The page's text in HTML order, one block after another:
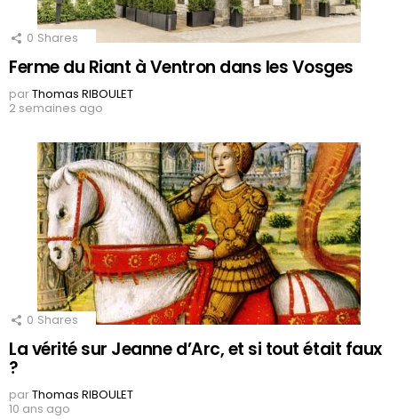
0 Shares
Ferme du Riant à Ventron dans les Vosges
parThomas RIBOULET
2 semaines ago
0 Shares
La vérité sur Jeanne d’Arc, et si tout était faux
?
parThomas RIBOULET
10 ans ago